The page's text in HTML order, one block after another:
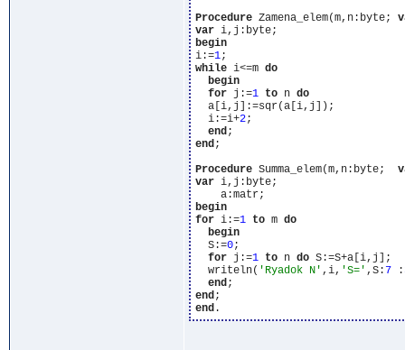
Procedure Zamena_elem(m,n:byte;
var
begin
i:=1
while i<=m do
begin
for j:=1 to n do
  a[i,j]:=sqr(a[i,j]);
  i:=i+
2;
end
end;
Procedure Summa_elem(m,n:byte;
var i,j:byte;
begin
for i:=1 to m do
begin
  S:=
0;
for j:=1 to n do S:=S+a[i,j];
  writeln(
'Ryadok N' ,i, 'S=' ,S: 7 :
end
end
end